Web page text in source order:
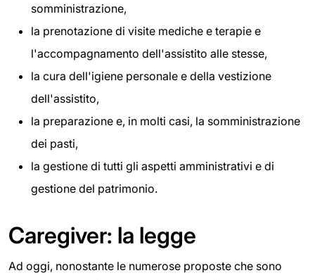
somministrazione,
la prenotazione di visite mediche e terapie e
l'accompagnamento dell'assistito alle stesse,
la cura dell'igiene personale e della vestizione
dell'assistito,
la preparazione e, in molti casi, la somministrazione
dei pasti,
la gestione di tutti gli aspetti amministrativi e di
gestione del patrimonio.
Caregiver: la legge
Ad oggi, nonostante le numerose proposte che sono